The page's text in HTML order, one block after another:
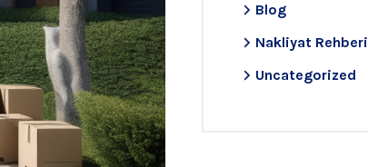
Blog
Nakliyat Rehberi
Uncategorized